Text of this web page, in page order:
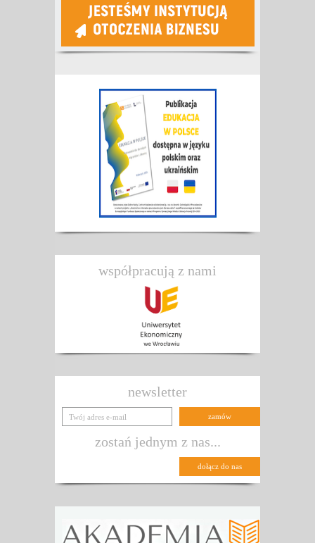
współpracują z nami
newsletter
zostań jednym z nas...